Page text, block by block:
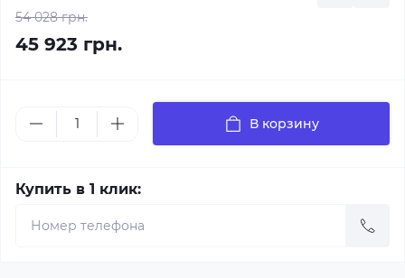
54 028 грн.
45 923 грн.
В корзину
Купить в 1 клик: